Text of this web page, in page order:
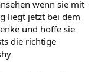
wenn sie mit
liegt jetzt bei dem
und hoffe sie
die richtige